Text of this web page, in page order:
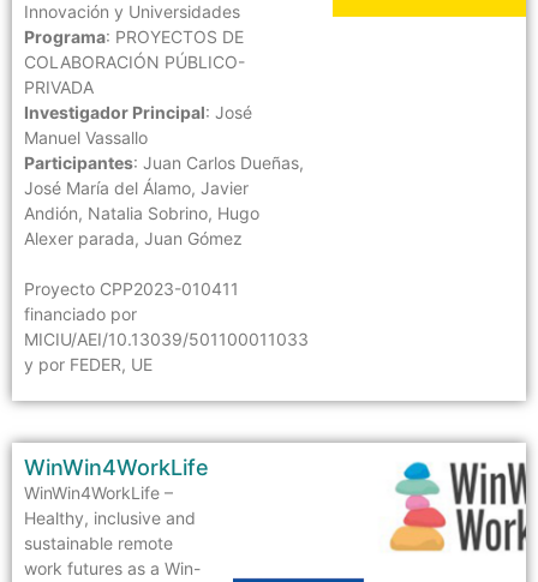
Innovación y Universidades
Programa: PROYECTOS DE
COLABORACIÓN PÚBLICO-
PRIVADA
Investigador Principal: José
Manuel Vassallo
Participantes: Juan Carlos Dueñas,
José María del Álamo, Javier
Andión, Natalia Sobrino, Hugo
Alexer parada, Juan Gómez
Proyecto CPP2023-010411
financiado por
MICIU/AEI/10.13039/501100011033
y por FEDER, UE
WinWin4WorkLife
WinWin4WorkLife –
Healthy, inclusive and
sustainable remote
work futures as a Win-